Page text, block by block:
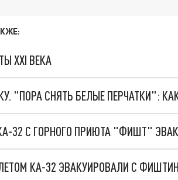
XXI ВЕКА
"ПОРА СНЯТЬ БЕЛЫЕ ПЕРЧАТКИ":
32 С ГОРНОГО ПРИЮТА "ФИШТ"
КА-32 ЭВАКУИРОВАЛИ С